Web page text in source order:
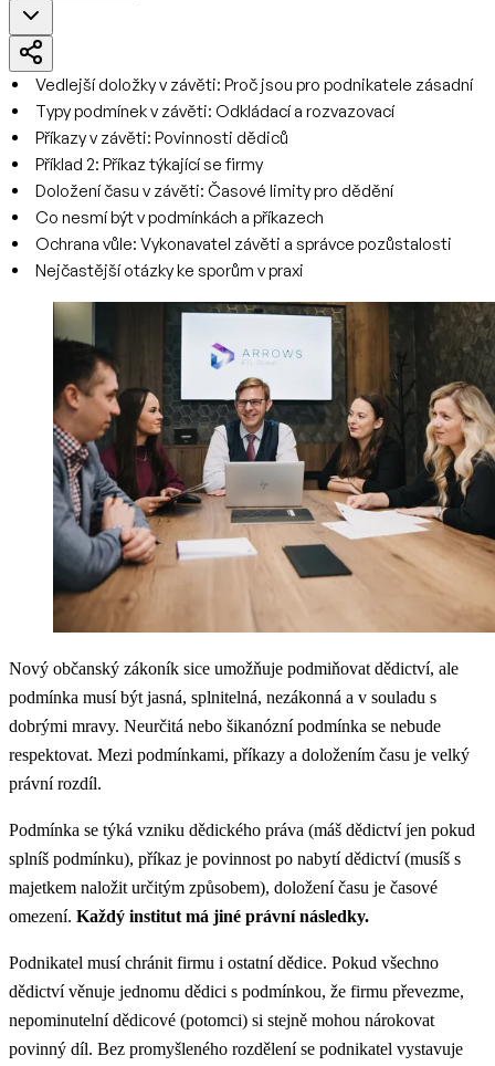
Vedlejší doložky v závěti: Proč jsou pro podnikatele zásadní
Typy podmínek v závěti: Odkládací a rozvazovací
Příkazy v závěti: Povinnosti dědiců
Příklad 2: Příkaz týkající se firmy
Doložení času v závěti: Časové limity pro dědění
Co nesmí být v podmínkách a příkazech
Ochrana vůle: Vykonavatel závěti a správce pozůstalosti
Nejčastější otázky ke sporům v praxi
Nový občanský zákoník sice umožňuje podmiňovat dědictví, ale
podmínka musí být jasná, splnitelná, nezákonná a v souladu s
dobrými mravy. Neurčitá nebo šikanózní podmínka se nebude
respektovat. Mezi podmínkami, příkazy a doložením času je velký
právní rozdíl.
Podmínka se týká vzniku dědického práva (máš dědictví jen pokud
splníš podmínku), příkaz je povinnost po nabytí dědictví (musíš s
majetkem naložit určitým způsobem), doložení času je časové
omezení. Každý institut má jiné právní následky.
Podnikatel musí chránit firmu i ostatní dědice. Pokud všechno
dědictví věnuje jednomu dědici s podmínkou, že firmu převezme,
nepominutelní dědicové (potomci) si stejně mohou nárokovat
povinný díl. Bez promyšleného rozdělení se podnikatel vystavuje